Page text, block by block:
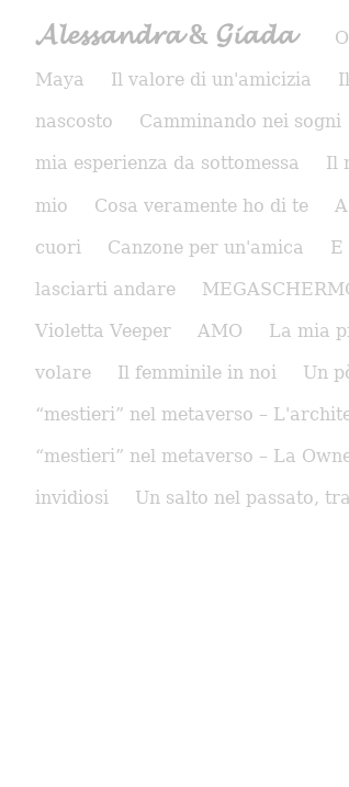
𝓐𝓵𝓮𝓼𝓼𝓪𝓷𝓭𝓻𝓪 & 𝓖𝓲𝓪𝓭𝓪
Maya
Il valore di un'amicizia
nascosto
Camminando nei sogni
mia esperienza da sottomessa
Il
mio Cosa veramente ho di te
cuori
Canzone per un'amica E
lasciarti andare
Violetta Veeper
AMO La mia
volare
Il femminile in noi Un
“mestieri” nel metaverso –
“mestieri” nel metaverso – La
invidiosi
Un salto nel passato,